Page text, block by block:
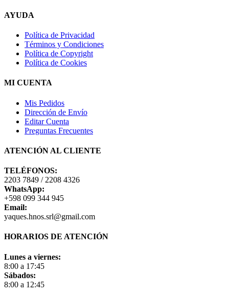
AYUDA
Política de Privacidad
Términos y Condiciones
Política de Copyright
Política de Cookies
MI CUENTA
Mis Pedidos
Dirección de Envío
Editar Cuenta
Preguntas Frecuentes
ATENCIÓN AL CLIENTE
TELÉFONOS:
2203 7849 / 2208 4326
WhatsApp:
+598 099 344 945
Email:
yaques.hnos.srl@gmail.com
HORARIOS DE ATENCIÓN
Lunes a viernes:
8:00 a 17:45
Sábados:
8:00 a 12:45